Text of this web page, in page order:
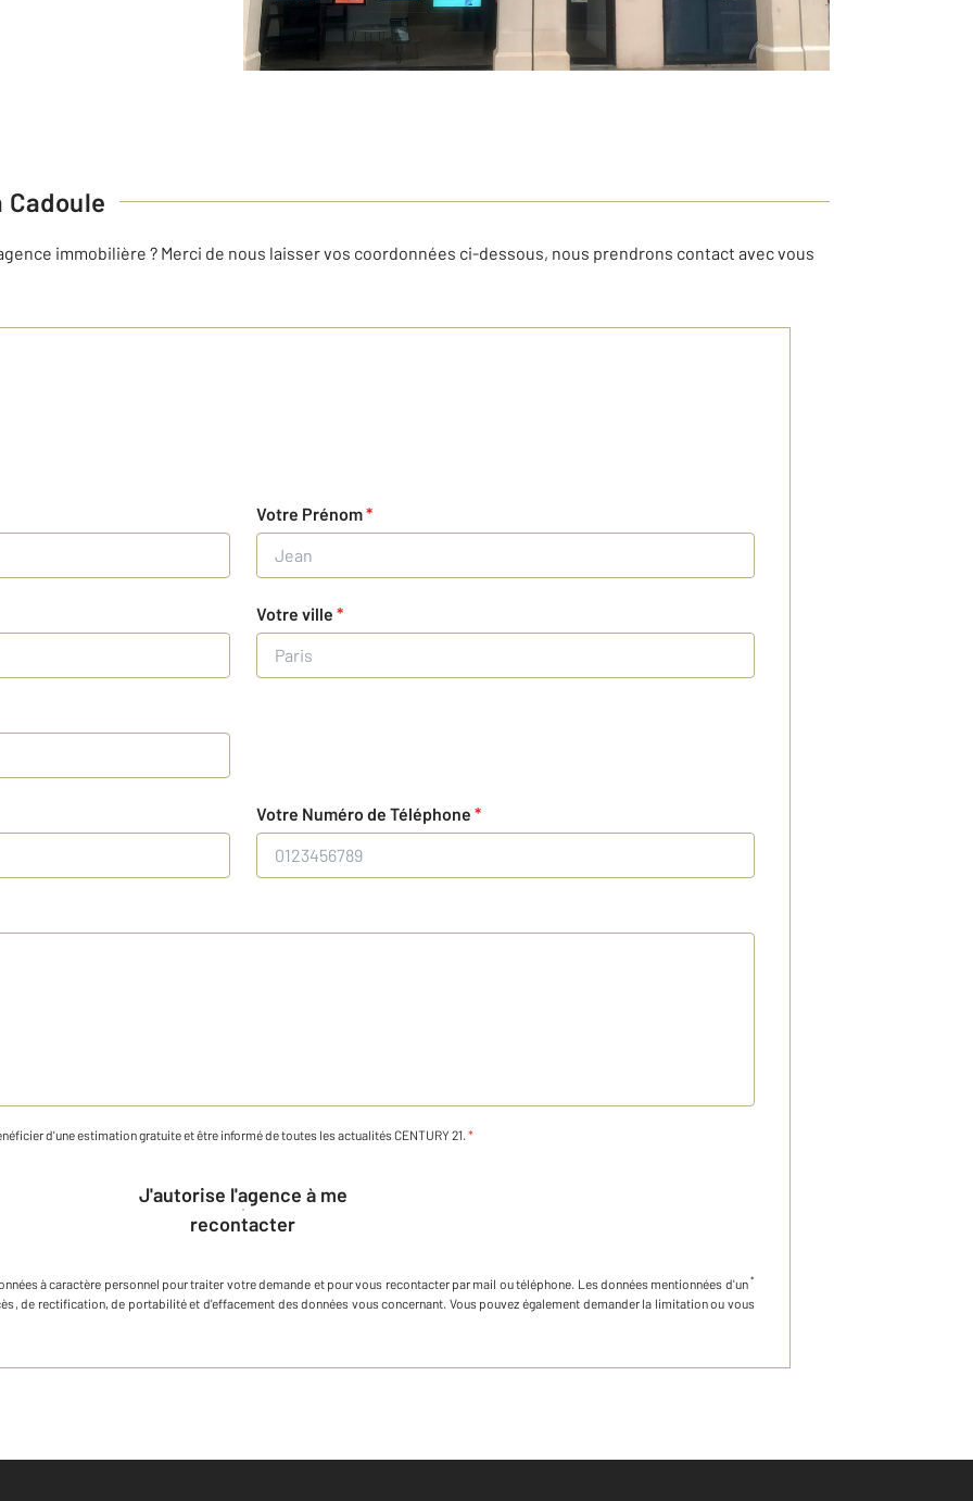
Cadoule
immobilière ? Merci de nous laisser vos coordonnées ci-dessous, nous prendrons contact avec vous
Votre Prénom*
Votre ville *
Votre Numéro de Téléphone *
d'une estimation gratuite et être informé de toutes les actualités CENTURY 21. *
J'autorise l'agence à me
recontacter
à caractère personnel pour traiter votre demande et pour vous recontacter par mail ou téléphone Les données mentionnées d'un *
de rectification, de portabilité et d'effacement des données vous concernant. Vous pouvez également demander la limitation ou vous